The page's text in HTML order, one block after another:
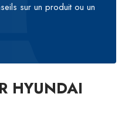
sur un produit ou un
HYUNDAI